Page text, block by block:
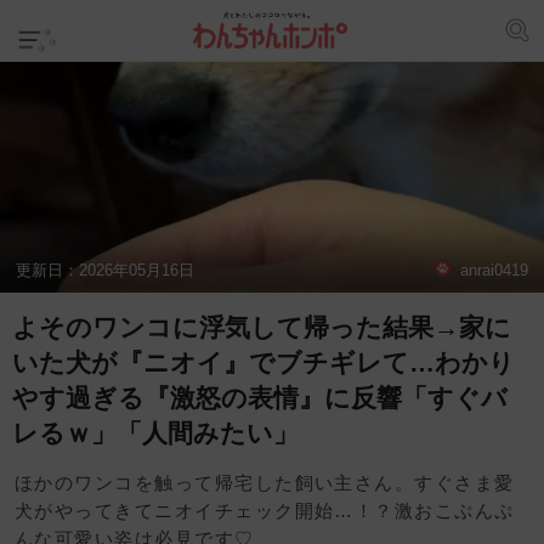
更新日：2026年05月16日 anrai0419
よそのワンコに浮気して帰った結果→家に
いた犬が『ニオイ』でブチギレて…わかり
やす過ぎる『激怒の表情』に反響「すぐバ
レるｗ」「人間みたい」
ほかのワンコを触って帰宅した飼い主さん。すぐさま愛
犬がやってきてニオイチェック開始…！？激おこぷんぷ
んな可愛い姿は必見です♡